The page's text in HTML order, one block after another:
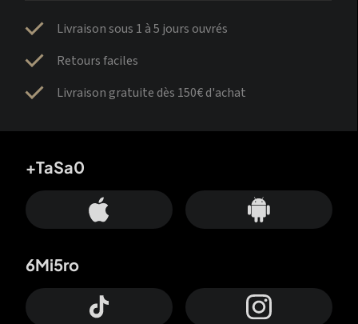
Livraison sous 1 à 5 jours ouvrés
Retours faciles
Livraison gratuite dès 150€ d'achat
+TaSa0
6Mi5ro